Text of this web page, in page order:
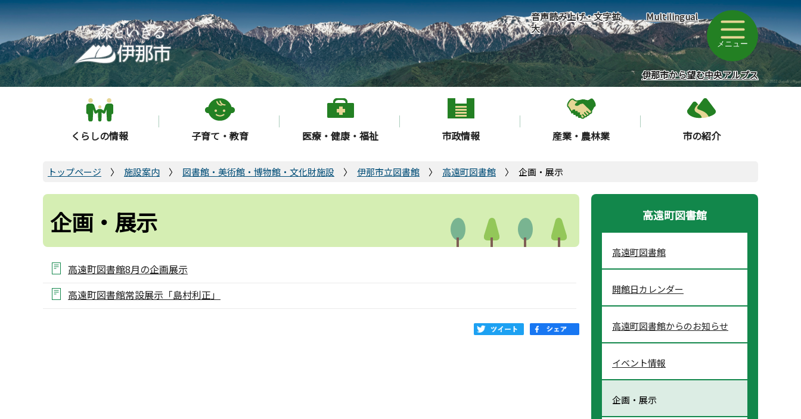
こ
の
ペ
ー
ジ
の
音声読み上げ・文字拡
大
Multilingual
メニュー
伊那市から望む中央アルプス
くらしの情報 子育て・教育 医療・健康・福祉 市政情報 産業・農林業 市の紹介
トップページ 施設案内 図書館・美術館・博物館・文化財施設 伊那市立図書館 高遠町図書館 企画・展示
企画・展示
高遠町図書館8月の企画展示
高遠町図書館常設展示「島村利正」
高遠町図書館
高遠町図書館
開館日カレンダー
高遠町図書館からのお知らせ
イベント情報
企画・展示